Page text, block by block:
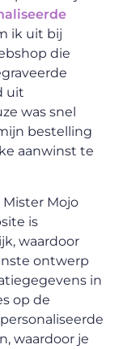
ik uit bij
die
uit
was snel
bestelling
aanwinst te
Mojo
is
waardoor
ontwerp
in
op de
waardoor je